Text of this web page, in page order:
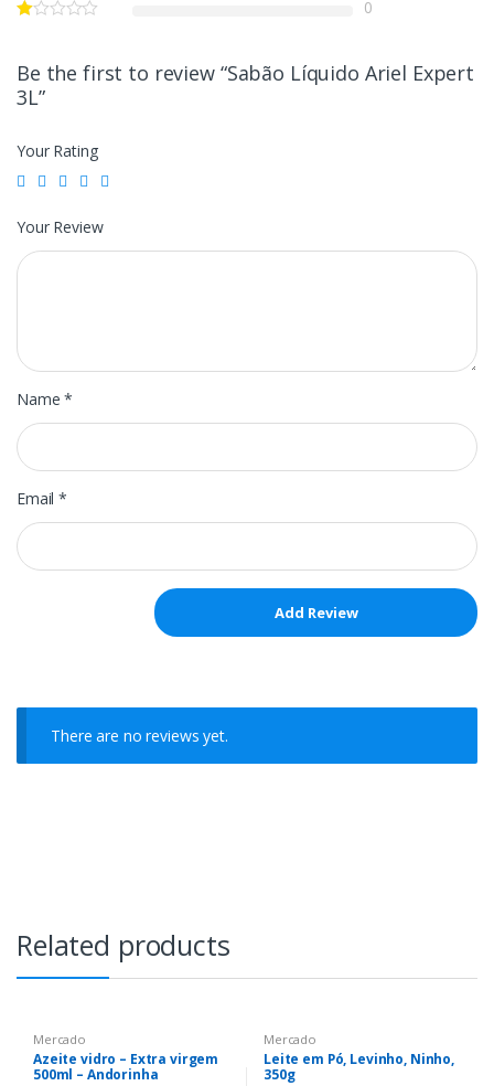
0
Be the first to review “Sabão Líquido Ariel Expert
3L”
Your Rating
Your Review
Name*
Email*
There are no reviews yet.
Related products
Mercado
Azeite vidro – Extra virgem
500ml – Andorinha
Mercado
Leite em Pó, Levinho, Ninho,
350g